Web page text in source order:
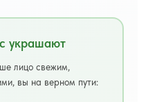
украшают
лицо свежим,
вы на верном пути: